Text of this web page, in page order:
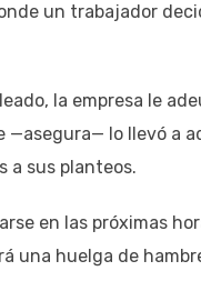
un trabajador
la empresa le
—asegura— lo llevó a
a sus planteos.
en las próximas
una huelga de